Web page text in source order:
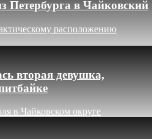
Петербурга в Чайковский
расположению
вторая девушка,
в Чайковском округе